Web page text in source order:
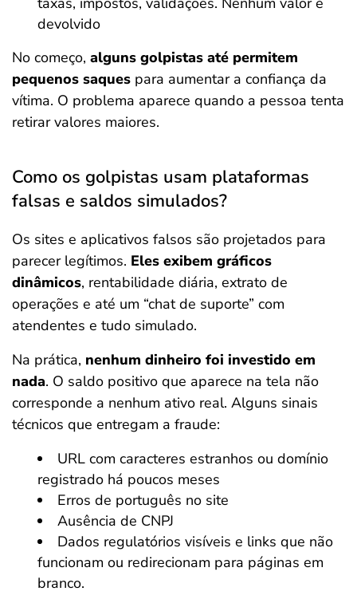
devolvido
No começo, alguns golpistas até permitem
pequenos saques para aumentar a confiança da
vítima. O problema aparece quando a pessoa tenta
retirar valores maiores.
Como os golpistas usam plataformas
falsas e saldos simulados?
Os sites e aplicativos falsos são projetados para
parecer legítimos. Eles exibem gráficos
dinâmicos, rentabilidade diária, extrato de
operações e até um “chat de suporte” com
atendentes e tudo simulado.
Na prática, nenhum dinheiro foi investido em
nada. O saldo positivo que aparece na tela não
corresponde a nenhum ativo real. Alguns sinais
técnicos que entregam a fraude:
URL com caracteres estranhos ou domínio
registrado há poucos meses
Erros de português no site
Ausência de CNPJ
Dados regulatórios visíveis e links que não
funcionam ou redirecionam para páginas em
branco.